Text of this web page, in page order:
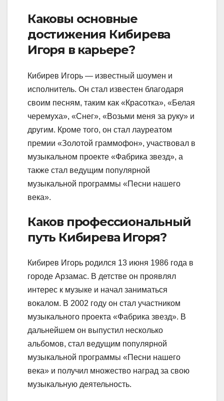
Каковы основные
достижения Кибирева
Игоря в карьере?
Кибирев Игорь — известный шоумен и
исполнитель. Он стал известен благодаря
своим песням, таким как «Красотка», «Белая
черемуха», «Снег», «Возьми меня за руку» и
другим. Кроме того, он стал лауреатом
премии «Золотой граммофон», участвовал в
музыкальном проекте «Фабрика звезд», а
также стал ведущим популярной
музыкальной программы «Песни нашего
века».
Каков профессиональный
путь Кибирева Игоря?
Кибирев Игорь родился 13 июня 1986 года в
городе Арзамас. В детстве он проявлял
интерес к музыке и начал заниматься
вокалом. В 2002 году он стал участником
музыкального проекта «Фабрика звезд». В
дальнейшем он выпустил несколько
альбомов, стал ведущим популярной
музыкальной программы «Песни нашего
века» и получил множество наград за свою
музыкальную деятельность.